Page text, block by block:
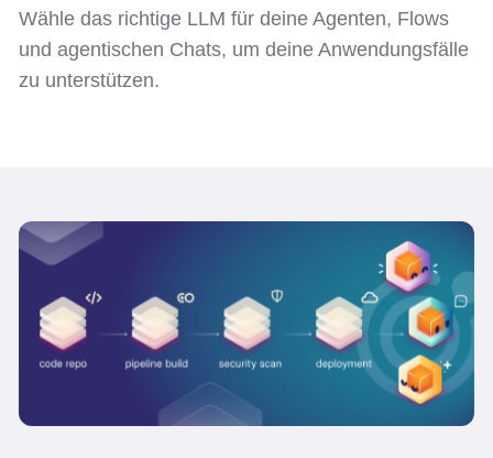
Wähle das richtige LLM für deine Agenten, Flows
und agentischen Chats, um deine Anwendungsfälle
zu unterstützen.